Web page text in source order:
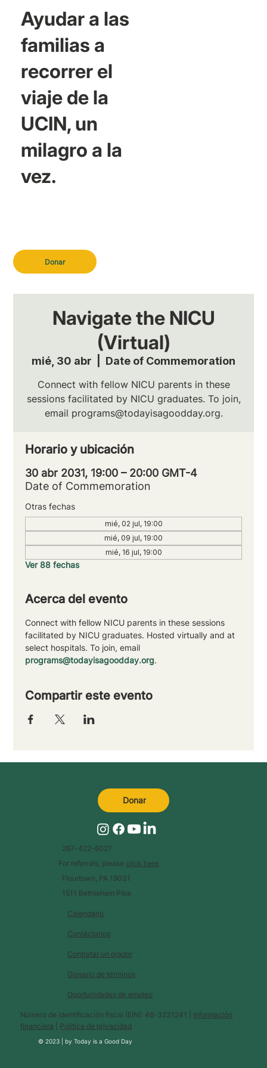
Donar
Ayudar a las
familias a
recorrer el
viaje de la
UCIN, un
milagro a la
vez.
Navigate the NICU
(Virtual)
mié, 30 abr Date of Commemoration
Connect with fellow NICU parents in these
sessions facilitated by NICU graduates. To join,
email programs@todayisagoodday.org.
Horario y ubicación
30 abr 2031, 19:00 – 20:00 GMT-4
Date of Commemoration
Otras fechas
mié, 02 jul, 19:00
mié, 09 jul, 19:00
mié, 16 jul, 19:00
Ver 88 fechas
Acerca del evento
Connect with fellow NICU parents in these sessions
facilitated by NICU graduates. Hosted virtually and at
select hospitals. To join, email
programs@todayisagoodday.org.
Compartir este evento
Calendario
Glosario de términos
Contáctanos
Contratar un orador
Oportunidades de empleo
Número de identificación fiscal (EIN): 46-3231241 | Información
financiera
Política de privacidad
© 2023 |byToday is a Good Day
267-422-6027
For referrals, please click here
Flourtown, PA 19031
1511 Bethlehem Pike
Donar